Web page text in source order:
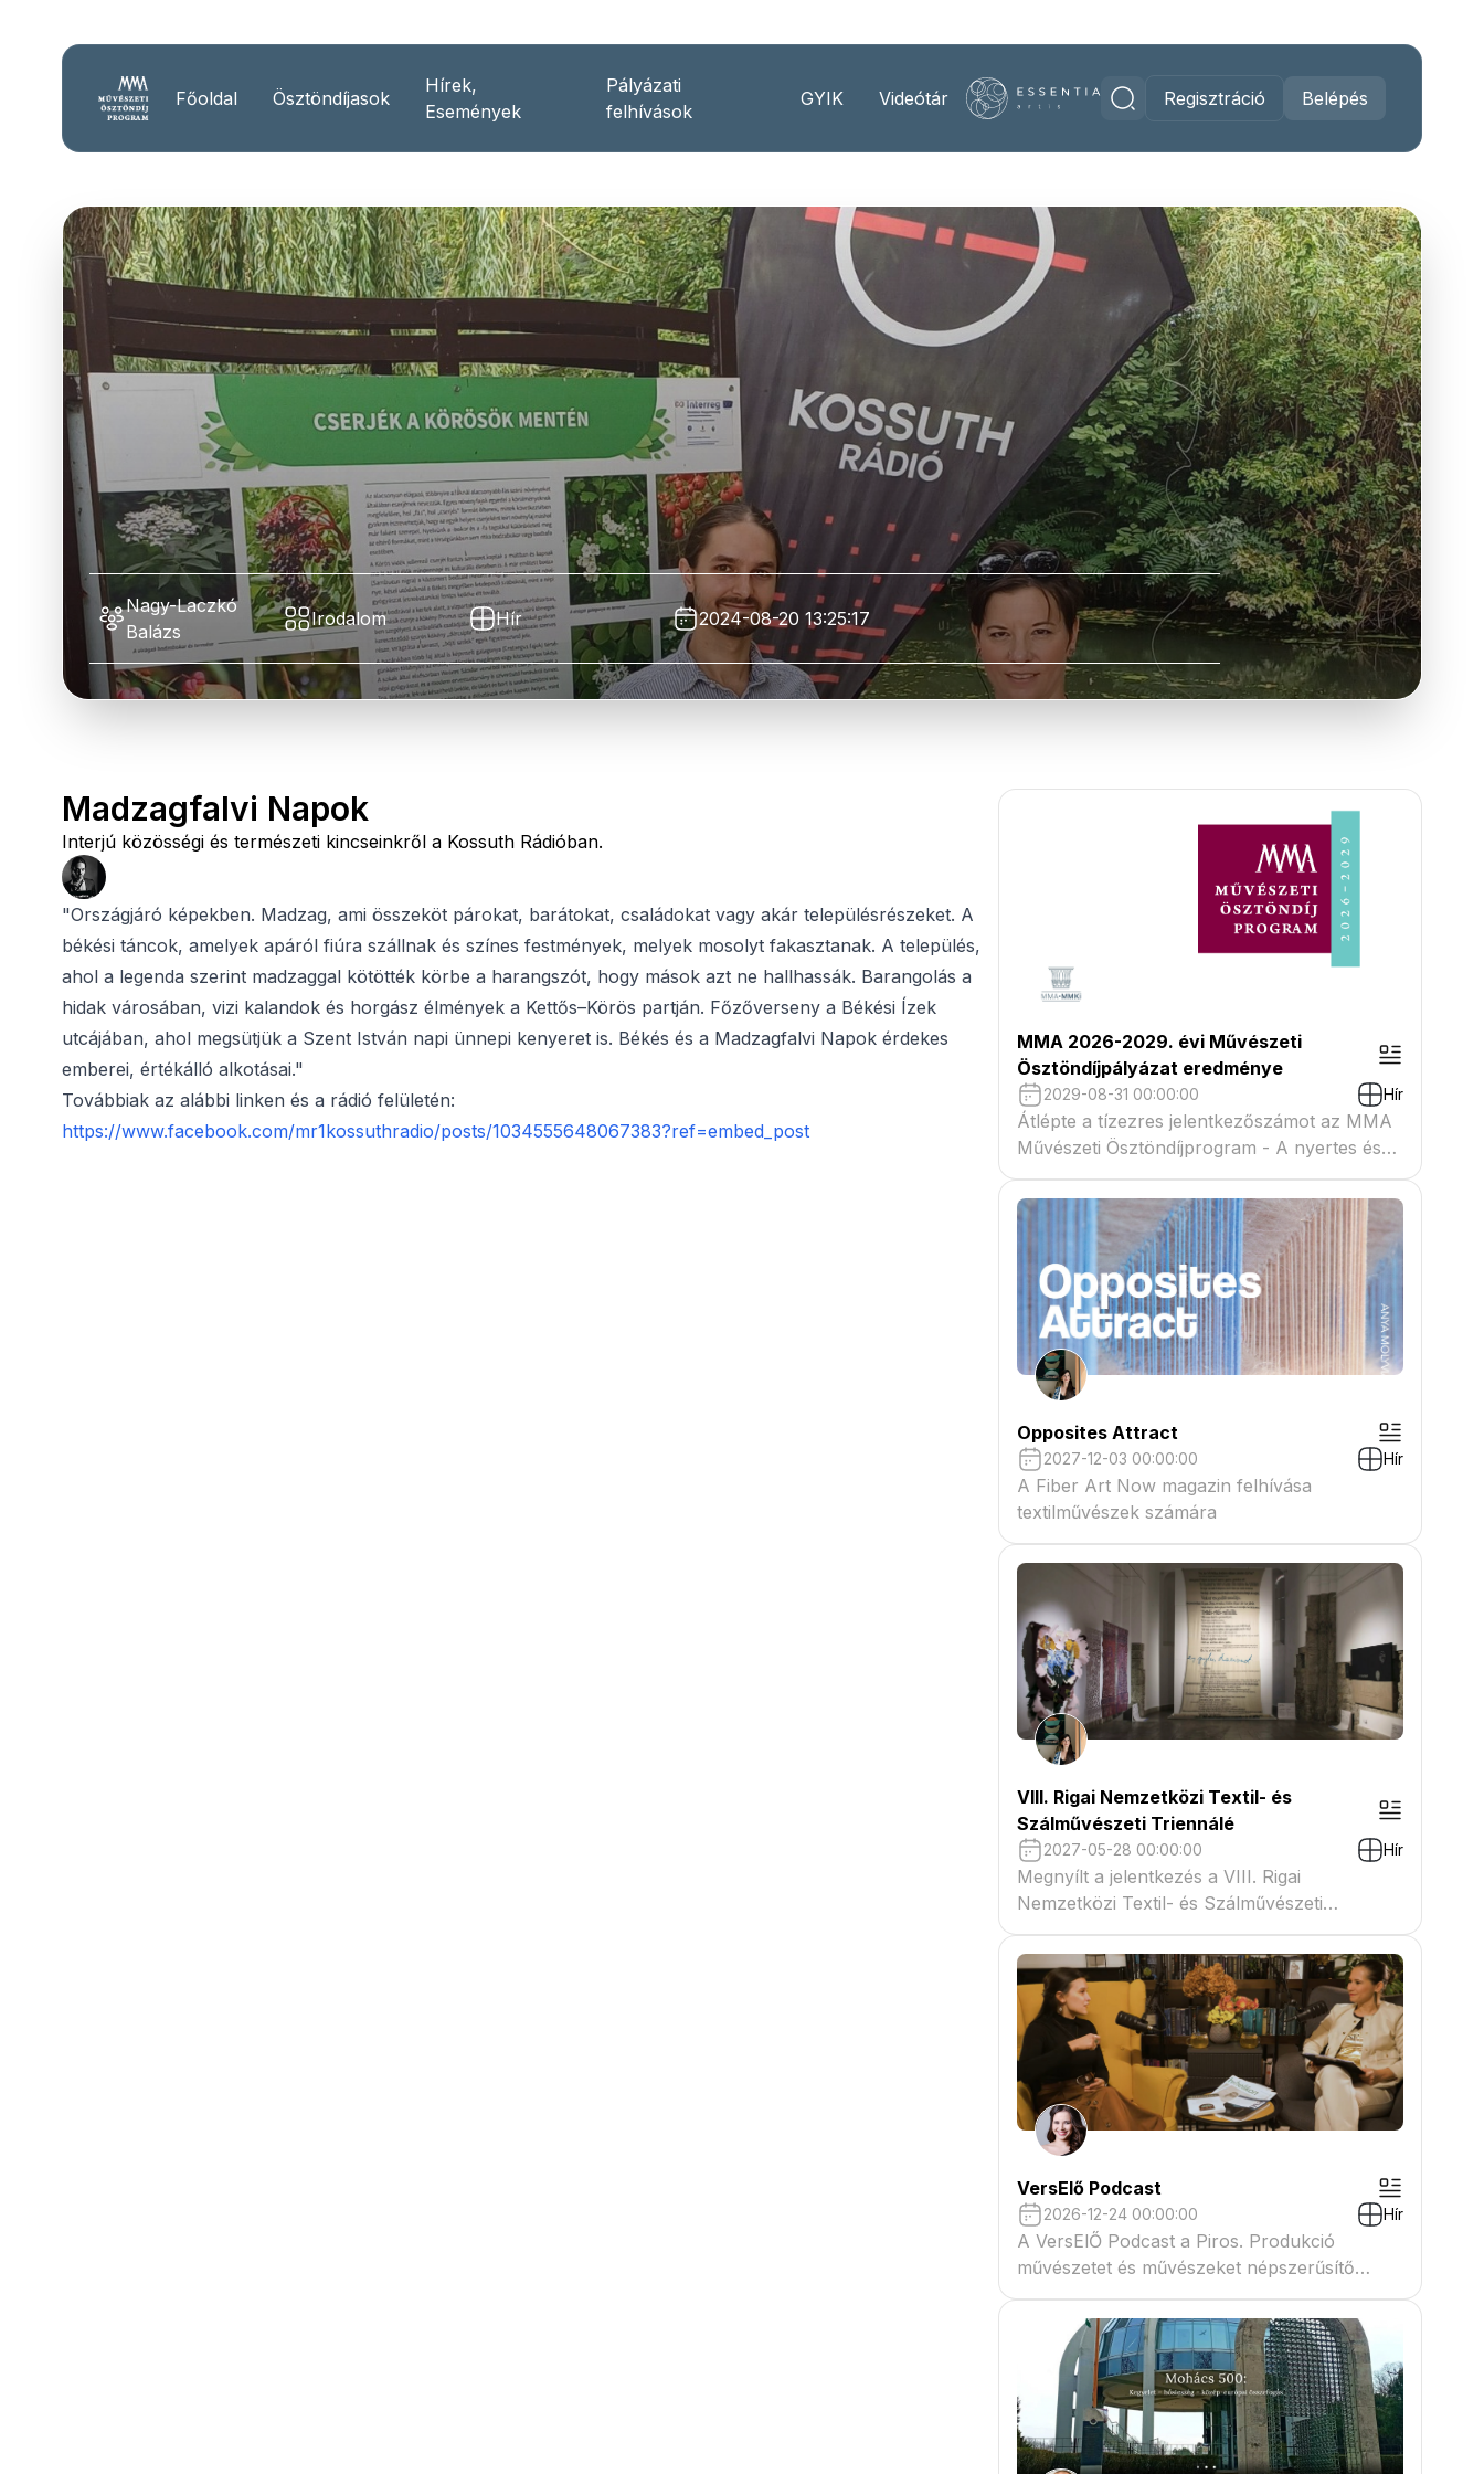
Főoldal Ösztöndíjasok
Hírek,
Események
Pályázati
felhívások
GYIK Videótár Regisztráció Belépés
Nagy-Laczkó
Balázs
Irodalom Hír 2024-08-20 13:25:17
Madzagfalvi Napok
Interjú közösségi és természeti kincseinkről a Kossuth Rádióban.
"Országjáró képekben. Madzag, ami összeköt párokat, barátokat, családokat vagy akár településrészeket. A
békési táncok, amelyek apáról fiúra szállnak és színes festmények, melyek mosolyt fakasztanak. A település,
ahol a legenda szerint madzaggal kötötték körbe a harangszót, hogy mások azt ne hallhassák. Barangolás a
hidak városában, vizi kalandok és horgász élmények a Kettős–Körös partján. Főzőverseny a Békési Ízek
utcájában, ahol megsütjük a Szent István napi ünnepi kenyeret is. Békés és a Madzagfalvi Napok érdekes
emberei, értékálló alkotásai."
Továbbiak az alábbi linken és a rádió felületén:
https://www.facebook.com/mr1kossuthradio/posts/1034555648067383?ref=embed_post
MMA 2026-2029. évi Művészeti
Ösztöndíjpályázat eredménye
2029-08-31 00:00:00 Hír
Átlépte a tízezres jelentkezőszámot az MMA
Művészeti Ösztöndíjprogram - A nyertes és
tartaléklistás pályázók névsora megtekinthető
a csatolmányban
Opposites Attract
2027-12-03 00:00:00 Hír
A Fiber Art Now magazin felhívása
textilművészek számára
VIII. Rigai Nemzetközi Textil- és
Szálművészeti Triennálé
2027-05-28 00:00:00 Hír
Megnyílt a jelentkezés a VIII. Rigai
Nemzetközi Textil- és Szálművészeti
Triennáléra
VersElő Podcast
2026-12-24 00:00:00 Hír
A VersElŐ Podcast a Piros. Produkció
művészetet és művészeket népszerűsítő
beszélgető műsora